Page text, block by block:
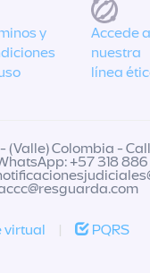
y
Accede a
nuestra
línea
Colombia -
+57 318 886
virtual | PQRS